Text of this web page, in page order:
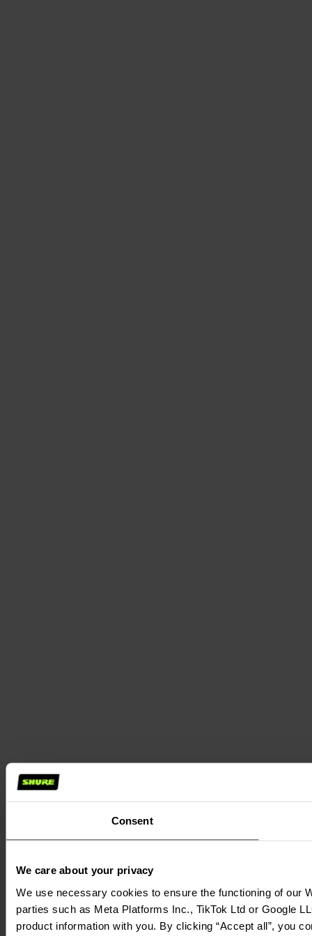
Consent
We care about your privacy
We use necessary cookies to ensure the functioning of our
parties such as Meta Platforms Inc., TikTok Ltd or Google
product information with you. By clicking “Accept all”, you